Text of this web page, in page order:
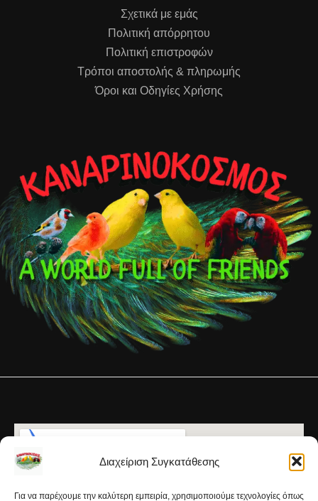
Διαχείριση Συγκατάθεσης
Για να παρέχουμε την καλύτερη εμπειρία, χρησιμοποιούμε τεχνολογίες όπως
Σχετικά με εμάς
Πολιτική απόρρητου
Πολιτική επιστροφών
Τρόποι αποστολής & πληρωμής
Όροι και Οδηγίες Χρήσης